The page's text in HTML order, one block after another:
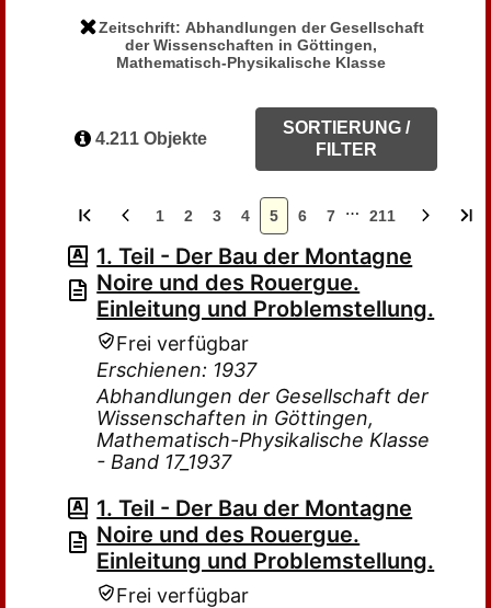
Zeitschrift: Abhandlungen der Gesellschaft
der Wissenschaften in Göttingen,
Mathematisch-Physikalische Klasse
4.211 Objekte
SORTIERUNG /
FILTER
1 2 3 4 5 6 7 … 211
1. Teil - Der Bau der Montagne
Noire und des Rouergue.
Einleitung und Problemstellung.
Frei verfügbar
Erschienen: 1937
Abhandlungen der Gesellschaft der
Wissenschaften in Göttingen,
Mathematisch-Physikalische Klasse
- Band 17_1937
1. Teil - Der Bau der Montagne
Noire und des Rouergue.
Einleitung und Problemstellung.
Frei verfügbar